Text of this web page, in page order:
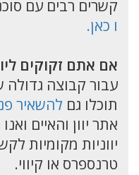
קשרים רבים עם
ו כאן.
אם אתם זקוקים
עבור קבוצה גדולה
תוכלו גם להשאיר
אתר יוון והאיים
יווניות מקומיות
טרנספרס או קיווי.